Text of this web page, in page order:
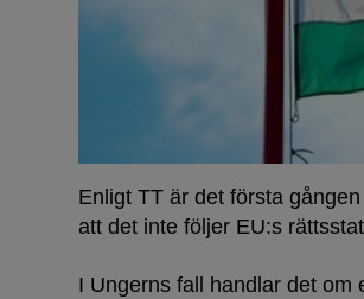
Enligt TT är det första
att det inte följer EU:s
I Ungerns fall handlar det om